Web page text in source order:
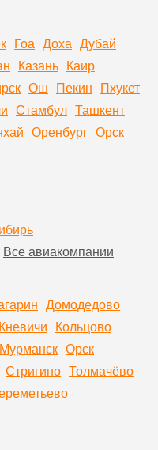
Гоа Доха Дубай
Казань Каир
Ош Пекин Пхукет
Стамбул Ташкент
Оренбург Орск
Все авиакомпании
Домодедово
Кневичи Кольцово
Мурманск Орск
Стригино Толмачёво